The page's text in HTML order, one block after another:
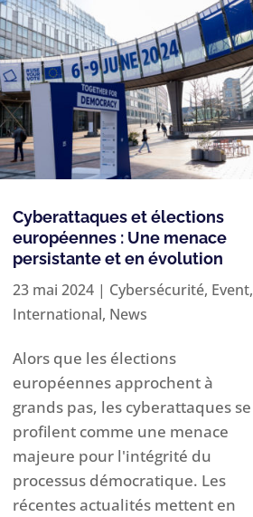
Cyberattaques et élections
européennes : Une menace
persistante et en évolution
23 mai 2024| Cybersécurité, Event,
International, News
Alors que les élections
européennes approchent à
grands pas, les cyberattaques se
profilent comme une menace
majeure pour l'intégrité du
processus démocratique. Les
récentes actualités mettent en